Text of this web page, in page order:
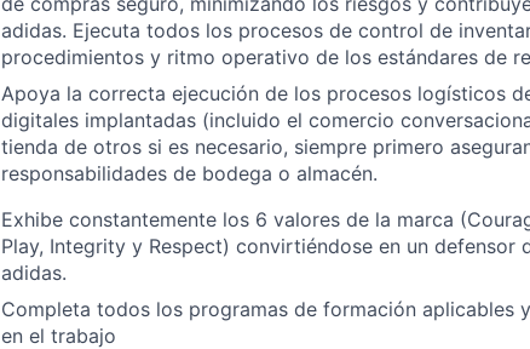
adidas. Ejecuta todos los procesos de control de
procedimientos y ritmo operativo de los estándares de
Apoya la correcta ejecución de los procesos logísticos
digitales implantadas (incluido el comercio
tienda de otros si es necesario, siempre primero
responsabilidades de bodega o almacén.
Exhibe constantemente los 6 valores de la marca
Play, Integrity y Respect) convirtiéndose en un defensor
adidas.
Completa todos los programas de formación aplicables
en el trabajo